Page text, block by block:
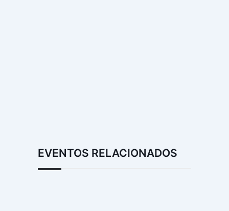
EVENTOS RELACIONADOS